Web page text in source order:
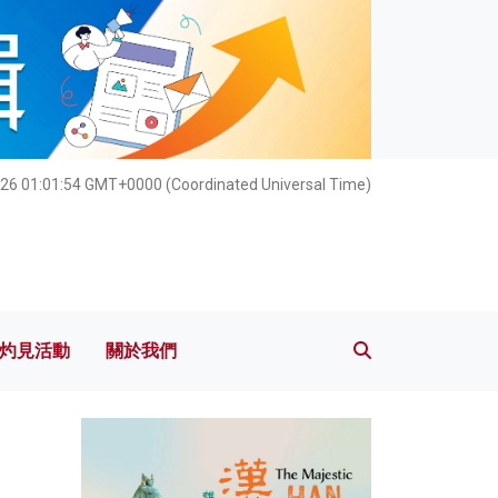
01:01:55 GMT+0000 (Coordinated Universal Time)
灼見活動 關於我們
灼見活動 關於我們